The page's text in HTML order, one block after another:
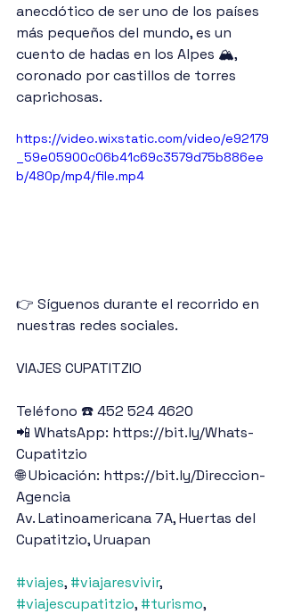
anecdótico de ser uno de los países
más pequeños del mundo, es un
cuento de hadas en los Alpes 🏔️,
coronado por castillos de torres
caprichosas.
https://video.wixstatic.com/video/e92179
_59e05900c06b41c69c3579d75b886ee
b/480p/mp4/file.mp4
👉 Síguenos durante el recorrido en
nuestras redes sociales.
VIAJES CUPATITZIO
Teléfono ☎️ 452 524 4620
📲 WhatsApp: https://bit.ly/Whats-
Cupatitzio
🌐 Ubicación: https://bit.ly/Direccion-
Agencia
Av. Latinoamericana 7A, Huertas del
Cupatitzio, Uruapan
#viajes, #viajaresvivir,
#viajescupatitzio, #turismo,